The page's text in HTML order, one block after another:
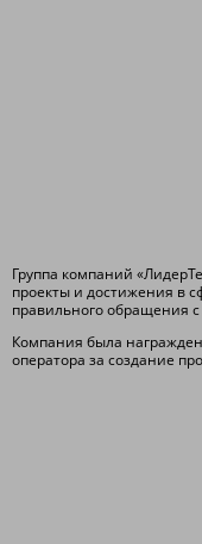
Группа компаний
проекты и достижения в
правильного обращения
Компания была
оператора за создание